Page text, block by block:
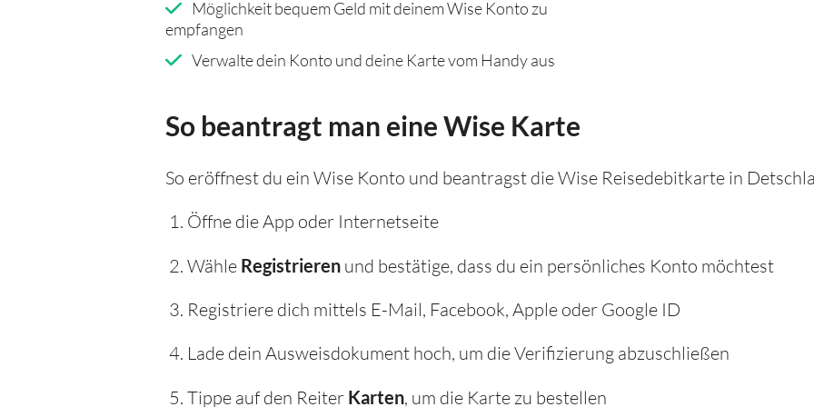
Möglichkeit bequem Geld mit deinem Wise Konto zu
empfangen
Verwalte dein Konto und deine Karte vom Handy aus
So beantragt man eine Wise Karte
So eröffnest du ein Wise Konto und beantragst die Wise Reisedebitkarte in
Öffne die App oder Internetseite
Wähle Registrieren und bestätige, dass du ein persönliches Konto möchtest
Registriere dich mittels E-Mail, Facebook, Apple oder Google ID
Lade dein Ausweisdokument hoch, um die Verifizierung abzuschließen
Tippe auf den Reiter Karten, um die Karte zu bestellen